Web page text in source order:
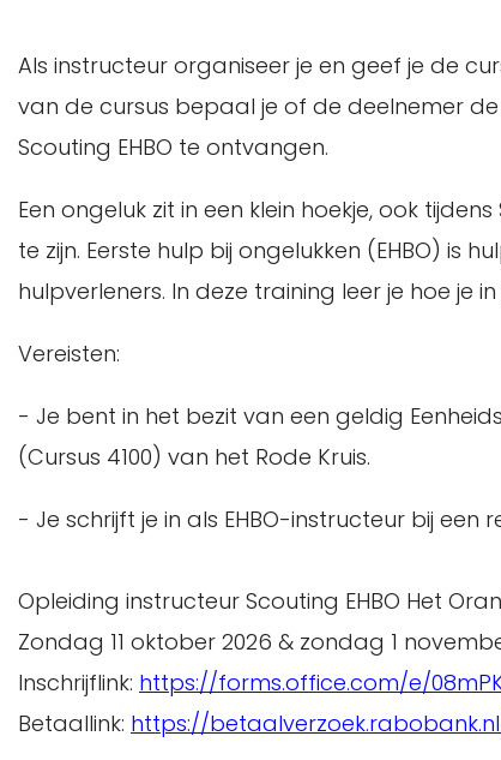
Als instructeur organiseer je en geef je de
van de cursus bepaal je of de deelnemer
Scouting EHBO te ontvangen.
Een ongeluk zit in een klein hoekje, ook
te zijn. Eerste hulp bij ongelukken (EHBO) is
hulpverleners. In deze training leer je hoe je
Vereisten:
- Je bent in het bezit van een geldig
(Cursus 4100) van het Rode Kruis.
- Je schrijft je in als EHBO-instructeur bij een
Opleiding instructeur Scouting EHBO Het
Zondag 11 oktober 2026 & zondag 1
Inschrijflink: https://forms.office.com/e/
Betaallink: https://